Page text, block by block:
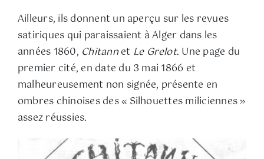
Ailleurs, ils donnent un aperçu sur les revues
satiriques qui paraissaient à Alger dans les
années 1860, Chitannet Le Grelot. Une page du
premier cité, en date du 3 mai 1866 et
malheureusement non signée, présente en
ombres chinoises des « Silhouettes miliciennes »
assez réussies.